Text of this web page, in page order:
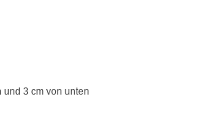
3 cm von unten